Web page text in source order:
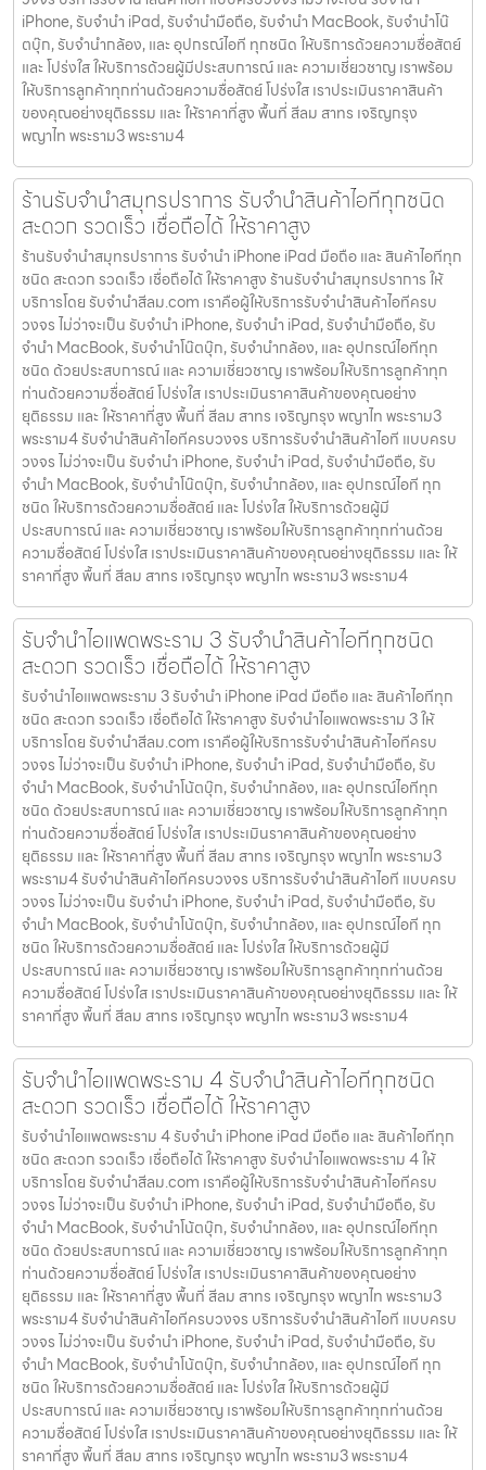
iPhone, รับจำนำ iPad, รับจำนำมือถือ, รับจำนำ MacBook, รับจำนำโน๊
ตบุ๊ก, รับจำนำกล้อง, และ อุปกรณ์ไอที ทุกชนิด ให้บริการด้วยความซื่อสัตย์
และ โปร่งใส ให้บริการด้วยผู้มีประสบการณ์ และ ความเชี่ยวชาญ เราพร้อม
ให้บริการลูกค้าทุกท่านด้วยความซื่อสัตย์ โปร่งใส เราประเมินราคาสินค้า
ของคุณอย่างยุติธรรม และ ให้ราคาที่สูง พื้นที่ สีลม สาทร เจริญกรุง
พญาไท พระราม3 พระราม4
ร้านรับจำนำสมุทรปราการ รับจำนำสินค้าไอทีทุกชนิด
สะดวก รวดเร็ว เชื่อถือได้ ให้ราคาสูง
ร้านรับจำนำสมุทรปราการ รับจำนำ iPhone iPad มือถือ และ สินค้าไอทีทุก
ชนิด สะดวก รวดเร็ว เชื่อถือได้ ให้ราคาสูง ร้านรับจำนำสมุทรปราการ ให้
บริการโดย รับจํานําสีลม.com เราคือผู้ให้บริการรับจำนำสินค้าไอทีครบ
วงจร ไม่ว่าจะเป็น รับจำนำ iPhone, รับจำนำ iPad, รับจำนำมือถือ, รับ
จำนำ MacBook, รับจำนำโน๊ตบุ๊ก, รับจำนำกล้อง, และ อุปกรณ์ไอทีทุก
ชนิด ด้วยประสบการณ์ และ ความเชี่ยวชาญ เราพร้อมให้บริการลูกค้าทุก
ท่านด้วยความซื่อสัตย์ โปร่งใส เราประเมินราคาสินค้าของคุณอย่าง
ยุติธรรม และ ให้ราคาที่สูง พื้นที่ สีลม สาทร เจริญกรุง พญาไท พระราม3
พระราม4 รับจำนำสินค้าไอทีครบวงจร บริการรับจำนำสินค้าไอที แบบครบ
วงจร ไม่ว่าจะเป็น รับจำนำ iPhone, รับจำนำ iPad, รับจำนำมือถือ, รับ
จำนำ MacBook, รับจำนำโน๊ตบุ๊ก, รับจำนำกล้อง, และ อุปกรณ์ไอที ทุก
ชนิด ให้บริการด้วยความซื่อสัตย์ และ โปร่งใส ให้บริการด้วยผู้มี
ประสบการณ์ และ ความเชี่ยวชาญ เราพร้อมให้บริการลูกค้าทุกท่านด้วย
ความซื่อสัตย์ โปร่งใส เราประเมินราคาสินค้าของคุณอย่างยุติธรรม และ ให้
ราคาที่สูง พื้นที่ สีลม สาทร เจริญกรุง พญาไท พระราม3 พระราม4
รับจำนำไอแพดพระราม 3 รับจำนำสินค้าไอทีทุกชนิด
สะดวก รวดเร็ว เชื่อถือได้ ให้ราคาสูง
รับจำนำไอแพดพระราม 3 รับจำนำ iPhone iPad มือถือ และ สินค้าไอทีทุก
ชนิด สะดวก รวดเร็ว เชื่อถือได้ ให้ราคาสูง รับจำนำไอแพดพระราม 3 ให้
บริการโดย รับจํานําสีลม.com เราคือผู้ให้บริการรับจำนำสินค้าไอทีครบ
วงจร ไม่ว่าจะเป็น รับจำนำ iPhone, รับจำนำ iPad, รับจำนำมือถือ, รับ
จำนำ MacBook, รับจำนำโน้ตบุ๊ก, รับจำนำกล้อง, และ อุปกรณ์ไอทีทุก
ชนิด ด้วยประสบการณ์ และ ความเชี่ยวชาญ เราพร้อมให้บริการลูกค้าทุก
ท่านด้วยความซื่อสัตย์ โปร่งใส เราประเมินราคาสินค้าของคุณอย่าง
ยุติธรรม และ ให้ราคาที่สูง พื้นที่ สีลม สาทร เจริญกรุง พญาไท พระราม3
พระราม4 รับจำนำสินค้าไอทีครบวงจร บริการรับจำนำสินค้าไอที แบบครบ
วงจร ไม่ว่าจะเป็น รับจำนำ iPhone, รับจำนำ iPad, รับจำนำมือถือ, รับ
จำนำ MacBook, รับจำนำโน้ตบุ๊ก, รับจำนำกล้อง, และ อุปกรณ์ไอที ทุก
ชนิด ให้บริการด้วยความซื่อสัตย์ และ โปร่งใส ให้บริการด้วยผู้มี
ประสบการณ์ และ ความเชี่ยวชาญ เราพร้อมให้บริการลูกค้าทุกท่านด้วย
ความซื่อสัตย์ โปร่งใส เราประเมินราคาสินค้าของคุณอย่างยุติธรรม และ ให้
ราคาที่สูง พื้นที่ สีลม สาทร เจริญกรุง พญาไท พระราม3 พระราม4
รับจำนำไอแพดพระราม 4 รับจำนำสินค้าไอทีทุกชนิด
สะดวก รวดเร็ว เชื่อถือได้ ให้ราคาสูง
รับจำนำไอแพดพระราม 4 รับจำนำ iPhone iPad มือถือ และ สินค้าไอทีทุก
ชนิด สะดวก รวดเร็ว เชื่อถือได้ ให้ราคาสูง รับจำนำไอแพดพระราม 4 ให้
บริการโดย รับจํานําสีลม.com เราคือผู้ให้บริการรับจำนำสินค้าไอทีครบ
วงจร ไม่ว่าจะเป็น รับจำนำ iPhone, รับจำนำ iPad, รับจำนำมือถือ, รับ
จำนำ MacBook, รับจำนำโน้ตบุ๊ก, รับจำนำกล้อง, และ อุปกรณ์ไอทีทุก
ชนิด ด้วยประสบการณ์ และ ความเชี่ยวชาญ เราพร้อมให้บริการลูกค้าทุก
ท่านด้วยความซื่อสัตย์ โปร่งใส เราประเมินราคาสินค้าของคุณอย่าง
ยุติธรรม และ ให้ราคาที่สูง พื้นที่ สีลม สาทร เจริญกรุง พญาไท พระราม3
พระราม4 รับจำนำสินค้าไอทีครบวงจร บริการรับจำนำสินค้าไอที แบบครบ
วงจร ไม่ว่าจะเป็น รับจำนำ iPhone, รับจำนำ iPad, รับจำนำมือถือ, รับ
จำนำ MacBook, รับจำนำโน้ตบุ๊ก, รับจำนำกล้อง, และ อุปกรณ์ไอที ทุก
ชนิด ให้บริการด้วยความซื่อสัตย์ และ โปร่งใส ให้บริการด้วยผู้มี
ประสบการณ์ และ ความเชี่ยวชาญ เราพร้อมให้บริการลูกค้าทุกท่านด้วย
ความซื่อสัตย์ โปร่งใส เราประเมินราคาสินค้าของคุณอย่างยุติธรรม และ ให้
ราคาที่สูง พื้นที่ สีลม สาทร เจริญกรุง พญาไท พระราม3 พระราม4